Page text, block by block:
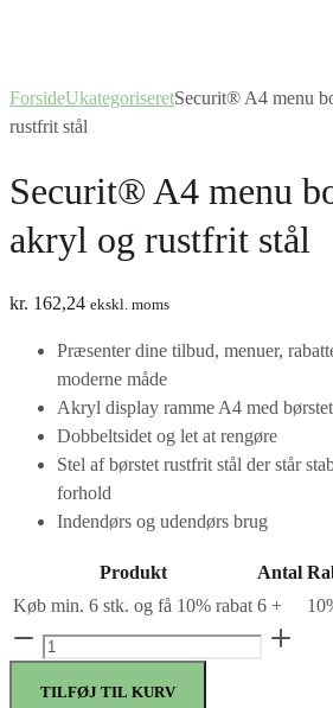
ForsideUkategoriseretSecurit® A4 menu
rustfrit stål
Securit® A4 menu
akryl og rustfrit stål
kr. 162,24 ekskl. moms
Præsenter dine tilbud, menuer,
moderne måde
Akryl display ramme A4 med
Dobbeltsidet og let at rengøre
Stel af børstet rustfrit stål der står
forhold
Indendørs og udendørs brug
Produkt Antal
Køb min. 6 stk. og få 10% rabat 6 +
Securit®
A4
menu
TILFØJ TIL KURV